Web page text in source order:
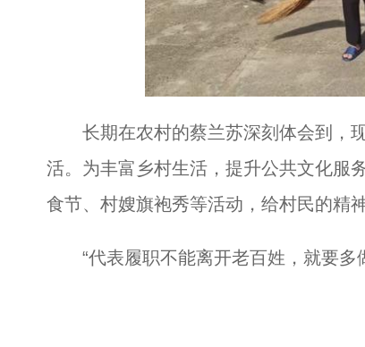
长期在农村的蔡兰苏深刻体会到，现
活。为丰富乡村生活，提升公共文化服
食节、村嫂旗袍秀等活动，给村民的精
“代表履职不能离开老百姓，就要多